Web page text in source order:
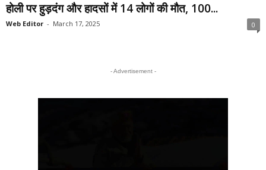
होली पर हुड़दंग और हादसों में 14 लोगों की मौत, 100...
Web Editor - March 17, 2025 0
- Advertisement -